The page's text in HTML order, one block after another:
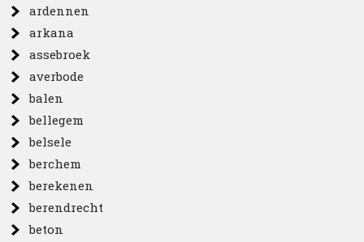
ardennen
arkana
assebroek
averbode
balen
bellegem
belsele
berchem
berekenen
berendrecht
beton